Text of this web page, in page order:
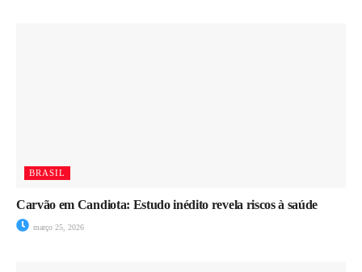
BRASIL
Carvão em Candiota: Estudo inédito revela riscos à saúde
março 25, 2026